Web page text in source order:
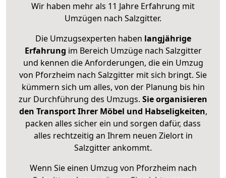
Wir haben mehr als 11 Jahre Erfahrung mit
Umzügen nach Salzgitter.
Die Umzugsexperten haben langjährige
Erfahrung im Bereich Umzüge nach Salzgitter
und kennen die Anforderungen, die ein Umzug
von Pforzheim nach Salzgitter mit sich bringt. Sie
kümmern sich um alles, von der Planung bis hin
zur Durchführung des Umzugs. Sie organisieren
den Transport Ihrer Möbel und Habseligkeiten,
packen alles sicher ein und sorgen dafür, dass
alles rechtzeitig an Ihrem neuen Zielort in
Salzgitter ankommt.
Wenn Sie einen Umzug von Pforzheim nach